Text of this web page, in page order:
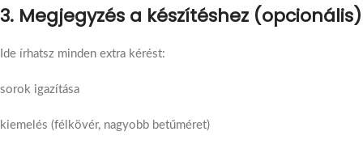
3. Megjegyzés a készítéshez (opcionális)
Ide írhatsz minden extra kérést:
sorok igazítása
kiemelés (félkövér, nagyobb betűméret)